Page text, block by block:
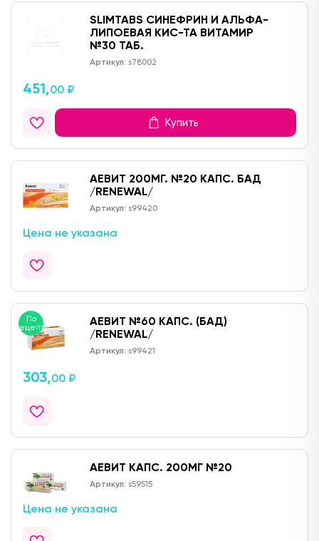
SLIMTABS СИНЕФРИН И АЛЬФА-
ЛИПОЕВАЯ КИС-ТА ВИТАМИР
№30 ТАБ.
Артикул: s78002
451,00 ₽
Купить
АЕВИТ 200МГ. №20 КАПС. БАД
/RENEWAL/
Артикул: s99420
Цена не указана
По
рецепту
АЕВИТ №60 КАПС. (БАД)
/RENEWAL/
Артикул: s99421
303,00 ₽
АЕВИТ КАПС. 200МГ №20
Артикул: s59515
Цена не указана